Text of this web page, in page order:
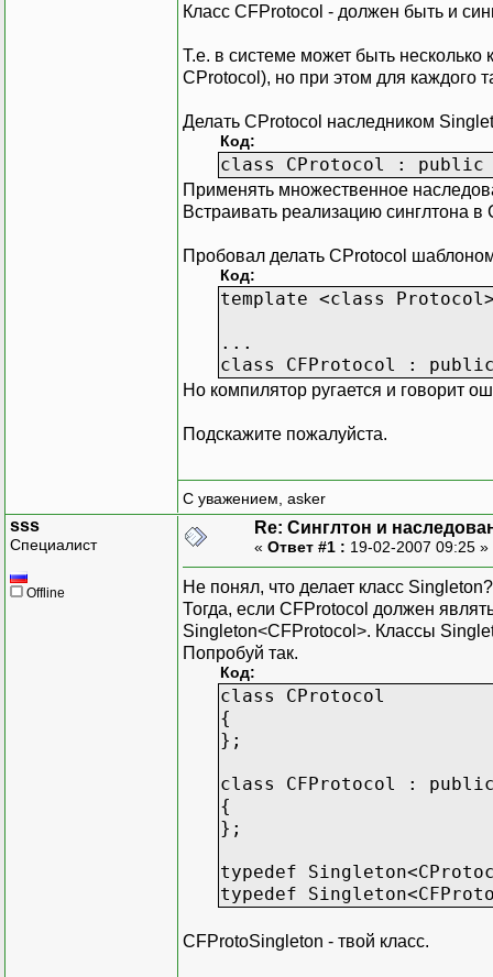
Класс CFProtocol - должен быть и
Т.е. в системе может быть
CProtocol), но при этом для каждого
Делать CProtocol наследником
Код:
class CProtocol :
Применять множественное
Встраивать реализацию синглтона
Пробовал делать CProtocol
Код:
template <class
...
class CFProtocol :
Но компилятор ругается и говорит
Подскажите пожалуйста.
С уважением, asker
sss
Специалист
Offline
Re: Синглтон и
« Ответ #1 : 19-02-2007 09:25 »
Не понял, что делает класс
Тогда, если CFProtocol должен
Singleton<CFProtocol>. Классы
Попробуй так.
Код:
class CProtocol
{
};
class CFProtocol :
{
};
typedef
typedef
CFProtoSingleton - твой класс.